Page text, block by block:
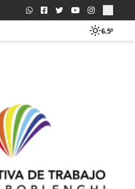
Buscar:
6.5º